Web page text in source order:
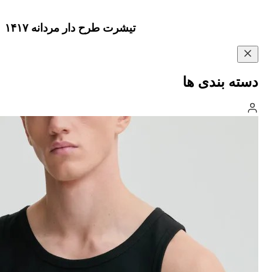
تیشرت طرح دار مردانه ۱۴۱۷
دسته بندی ها